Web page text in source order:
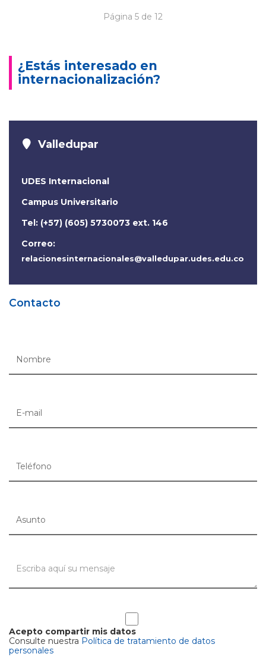
Página 5 de 12
¿Estás interesado en
internacionalización?
Valledupar
UDES Internacional
Campus Universitario
Tel: (+57) (605) 5730073 ext. 146
Correo:
relacionesinternacionales@valledupar.udes.edu.co
Contacto
Acepto compartir mis datos
Consulte nuestra Política de tratamiento de datos
personales